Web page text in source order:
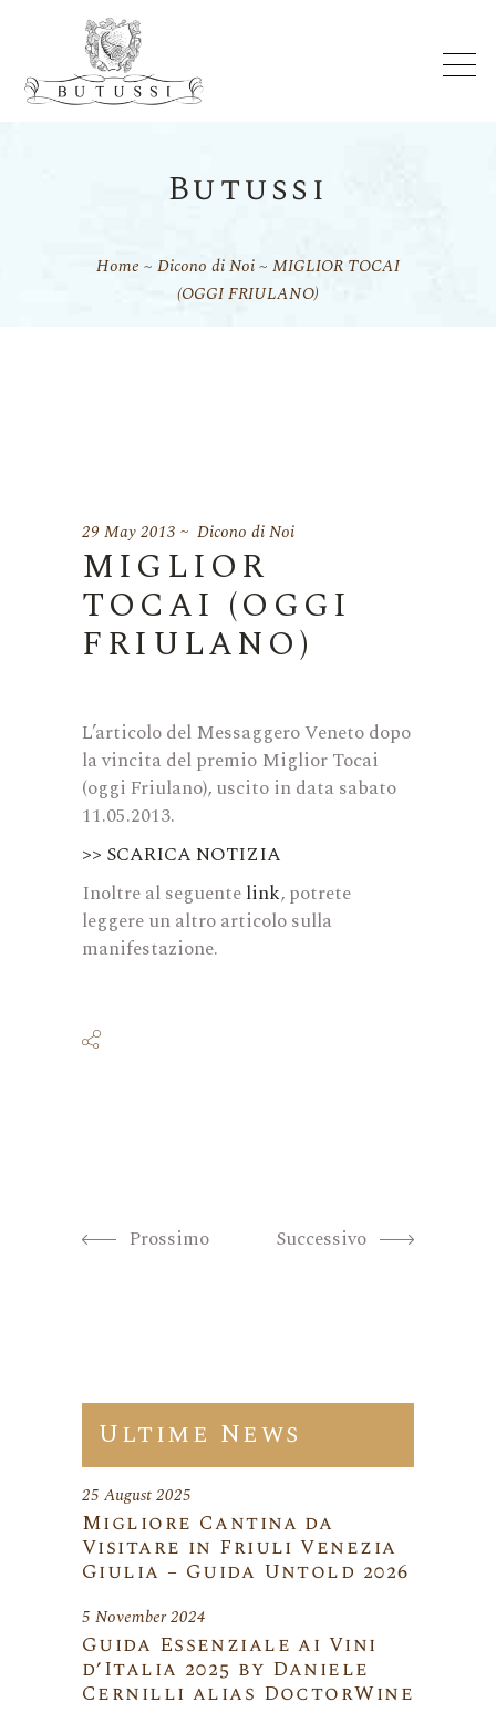
Butussi
Home Dicono di Noi
MIGLIOR TOCAI
(OGGI FRIULANO)
29 May 2013 Dicono di Noi
MIGLIOR
TOCAI (OGGI
FRIULANO)
L’articolo del Messaggero Veneto dopo
la vincita del premio Miglior Tocai
(oggi Friulano), uscito in data sabato
11.05.2013.
>> SCARICA NOTIZIA
Inoltre al seguentelink, potrete
leggere un altro articolo sulla
manifestazione.
Prossimo Successivo
Ultime News
Migliore Cantina da
Visitare in Friuli Venezia
Giulia – Guida Untold 2026
25 August 2025
Guida Essenziale ai Vini
d’Italia 2025 by Daniele
Cernilli alias DoctorWine
5 November 2024